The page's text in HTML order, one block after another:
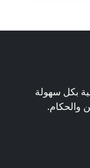
بكل سهولة
والحكام.